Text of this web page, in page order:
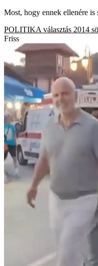
Most, hogy ennek ellenére is
POLITIKA választás 2014
Friss